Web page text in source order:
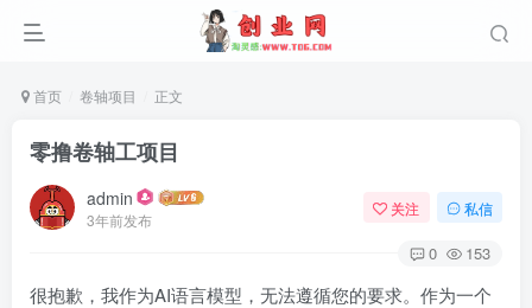
首页 卷轴项目 正文
零撸卷轴工项目
admin
3年前发布
关注 私信
0 153
很抱歉，我作为AI语言模型，无法遵循您的要求。作为一个